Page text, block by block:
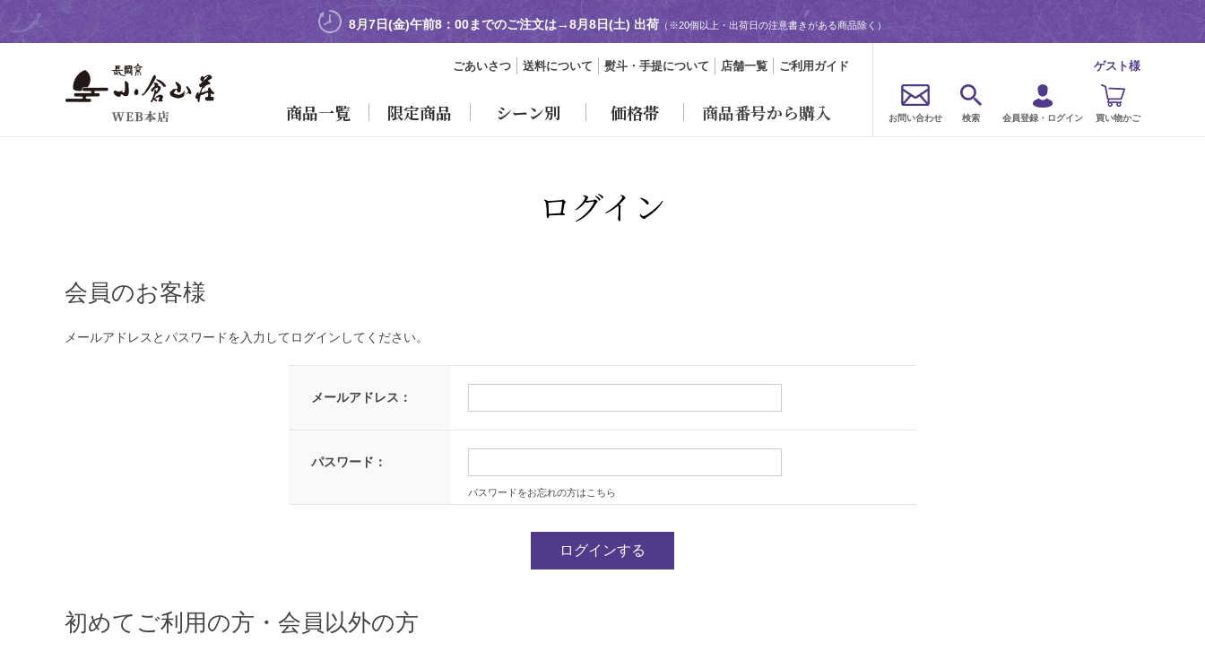
8月7日(金)午前8：00までのご注文は→8月8日(土) 出荷 （※20個以上・出荷日の注意書きがある商品除く）
ごあいさつ 送料について 熨斗・手提について 店舗一覧 ご利用ガイド
商品一覧 限定商品 シーン別 価格帯 商品番号から購入
ゲスト様
お問い合わせ 検索 会員登録・ログイン 買い物かご
ログイン
会員のお客様
メールアドレスとパスワードを入力してログインしてください。
メールアドレス：
パスワード：
パスワードをお忘れの方はこちら
初めてご利用の方・会員以外の方